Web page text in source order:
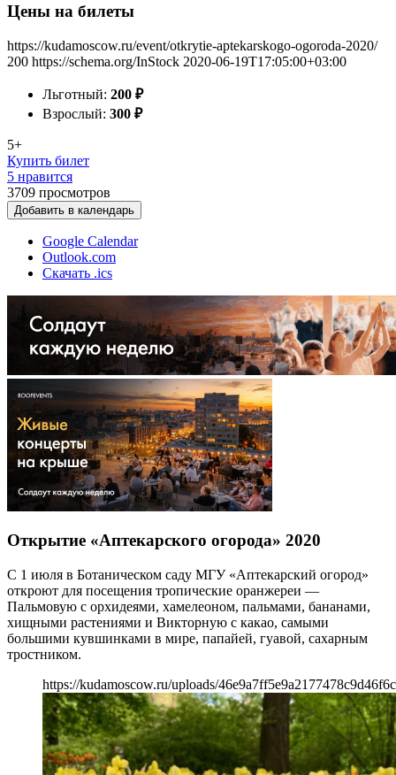
Цены на билеты
https://kudamoscow.ru/event/otkrytie-aptekarskogo-ogoroda-2020/
200 https://schema.org/InStock 2020-06-19T17:05:00+03:00
Льготный: 200 ₽
Взрослый: 300 ₽
5+
Купить билет
5 нравится
3709 просмотров
Добавить в календарь
Google Calendar
Outlook.com
Скачать .ics
Открытие «Аптекарского огорода» 2020
С 1 июля в Ботаническом саду МГУ «Аптекарский огород»
откроют для посещения тропические оранжереи —
Пальмовую с орхидеями, хамелеоном, пальмами, бананами,
хищными растениями и Викторную с какао, самыми
большими кувшинками в мире, папайей, гуавой, сахарным
тростником.
https://kudamoscow.ru/uploads/